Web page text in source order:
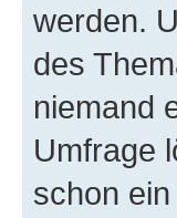
werden.
des
niemand
Umfrage
schon